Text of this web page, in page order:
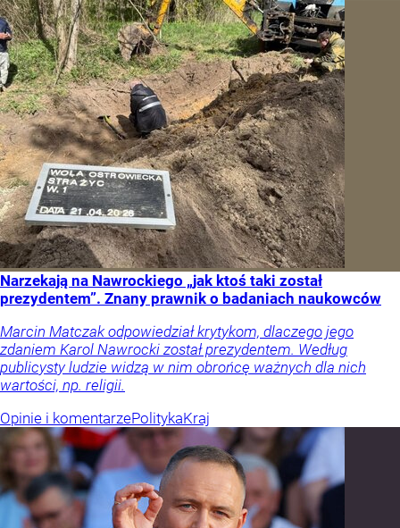
Narzekają na Nawrockiego „jak ktoś taki został
prezydentem”. Znany prawnik o badaniach naukowców
Marcin Matczak odpowiedział krytykom, dlaczego jego
zdaniem Karol Nawrocki został prezydentem. Według
publicysty ludzie widzą w nim obrońcę ważnych dla nich
wartości, np. religii.
Opinie i komentarzePolitykaKraj